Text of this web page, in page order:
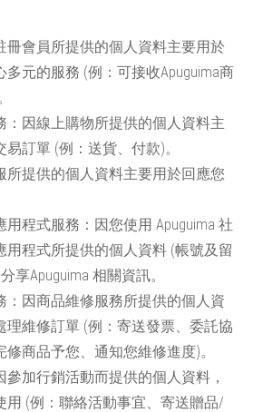
冊會員所提供的個人資料主要用於
多元的服務 (例：可接收Apuguima商
：因線上購物所提供的個人資料主
訂單 (例：送貨、付款)。
所提供的個人資料主要用於回應您
用程式服務：因您使用 Apuguima 社
用程式所提供的個人資料 (帳號及留
享Apuguima 相關資訊。
：因商品維修服務所提供的個人資
理維修訂單 (例：寄送發票、委託協
修商品予您、通知您維修進度)。
參加行銷活動而提供的個人資料，
用 (例：聯絡活動事宜、寄送贈品/